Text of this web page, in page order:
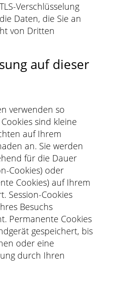
Verschlüsselung
Daten, die Sie an
von Dritten
auf dieser
verwenden so
sind kleine
auf Ihrem
an. Sie werden
für die Dauer
Cookies) oder
Cookies) auf Ihrem
Session-Cookies
Besuchs
Permanente Cookies
gespeichert, bis
oder eine
durch Ihren